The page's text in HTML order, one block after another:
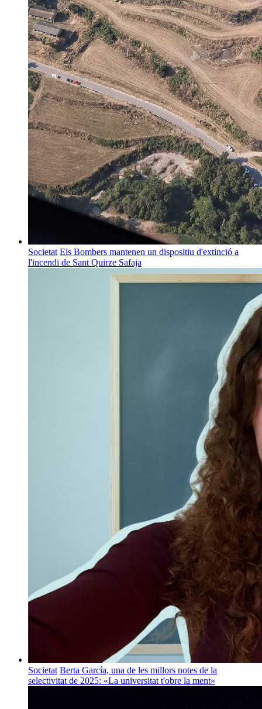
Societat Els Bombers mantenen un dispositiu d'extinció a
l'incendi de Sant Quirze Safaja
Societat Berta García, una de les millors notes de la
selectivitat de 2025: «La universitat t'obre la ment»